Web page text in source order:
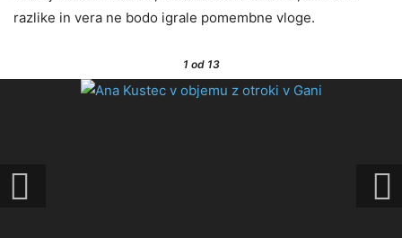
razlike in vera ne bodo igrale pomembne vloge.
1od 13